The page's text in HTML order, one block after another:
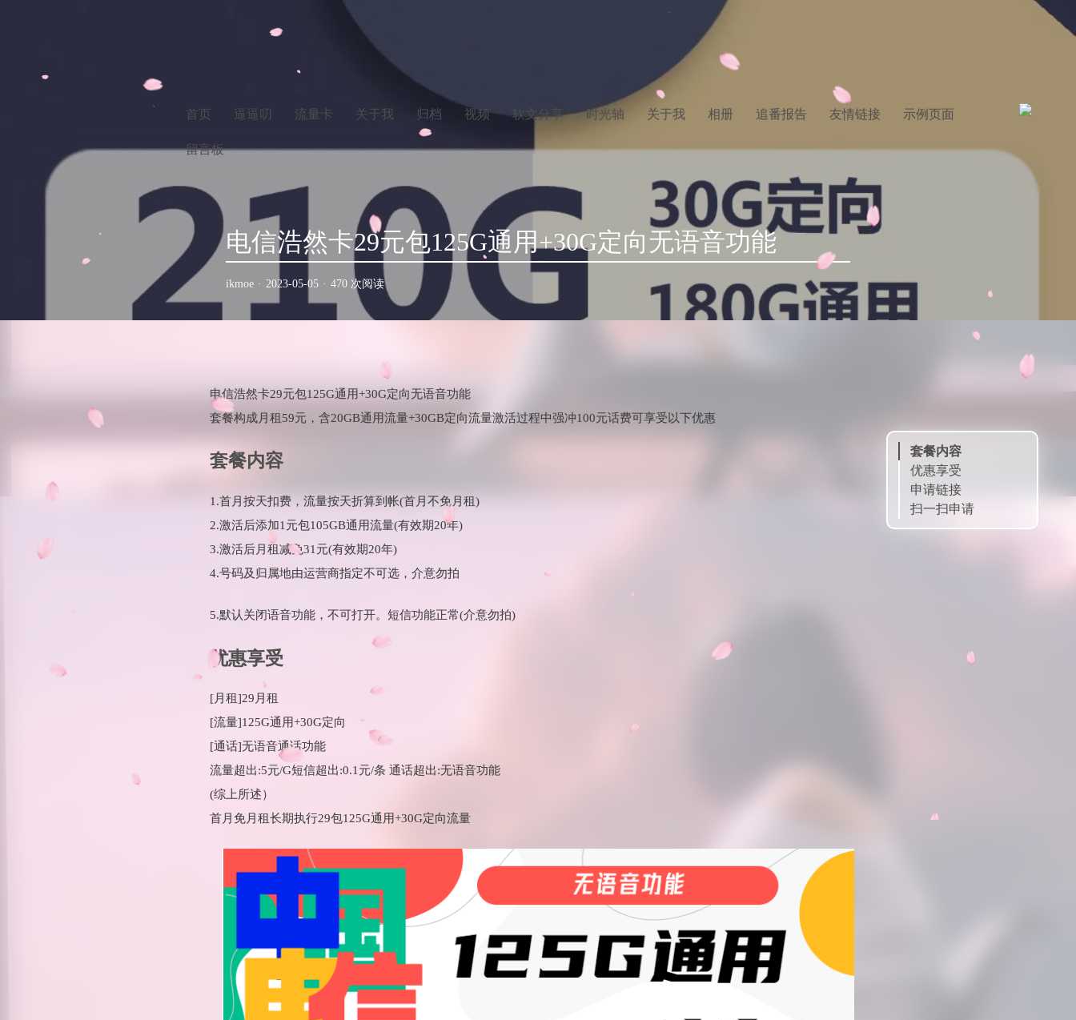
首页 逼逼叨 流量卡 关于我 归档 视频 软文分享 时光轴 关于我 相册 追番报告 友情链接 示例页面
留言板
电信浩然卡29元包125G通用+30G定向无语音功能
ikmoe · 2023-05-05 · 470 次阅读
电信浩然卡29元包125G通用+30G定向无语音功能
套餐构成月租59元，含20GB通用流量+30GB定向流量激活过程中强冲100元话费可享受以下优惠
套餐内容
1.首月按天扣费，流量按天折算到帐(首月不免月租)
2.激活后添加1元包105GB通用流量(有效期20年)
3.激活后月租减免31元(有效期20年)
4.号码及归属地由运营商指定不可选，介意勿拍
5.默认关闭语音功能，不可打开。短信功能正常(介意勿拍)
优惠享受
[月租]29月租
[流量]125G通用+30G定向
[通话]无语音通话功能
流量超出:5元/G短信超出:0.1元/条 通话超出:无语音功能
(综上所述）
首月免月租长期执行29包125G通用+30G定向流量
套餐内容
优惠享受
申请链接
扫一扫申请